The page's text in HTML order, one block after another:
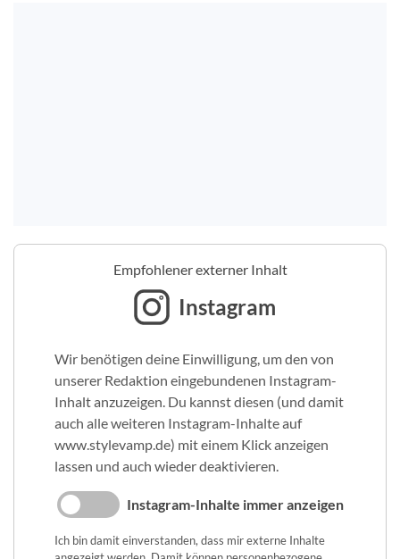
Empfohlener externer Inhalt
Instagram
Wir benötigen deine Einwilligung, um den von
unserer Redaktion eingebundenen Instagram-
Inhalt anzuzeigen. Du kannst diesen (und damit
auch alle weiteren Instagram-Inhalte auf
www.stylevamp.de) mit einem Klick anzeigen
lassen und auch wieder deaktivieren.
Instagram-Inhalte immer anzeigen
Ich bin damit einverstanden, dass mir externe Inhalte